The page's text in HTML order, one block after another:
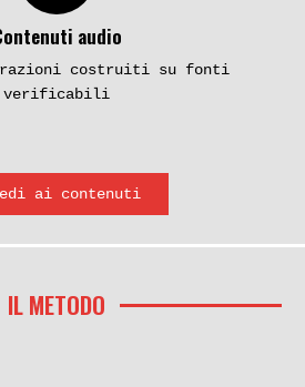
audio
costruiti su fonti
verificabili
ai contenuti
IL METODO